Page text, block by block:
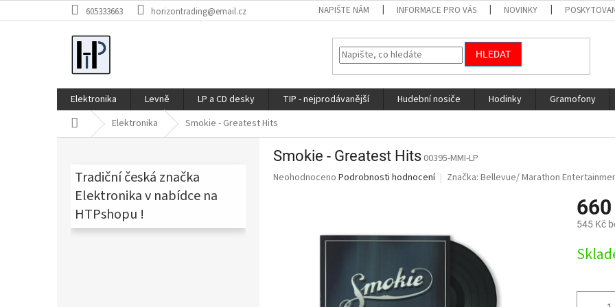
na
605333663 horizontrading@email.cz NAPIŠTE NÁM INFORMACE PRO VÁS NOVINKY
HLEDAT
Elektronika Levně LP a CD desky TIP - nejprodávanější Hudební nosiče Hodinky Gramofony
Domů Elektronika Smokie - Greatest Hits
Tradiční česká značka
Elektronika v nabídce na
HTPshopu !
Smokie - Greatest Hits 00395-MMI-LP
Průměrné
Neohodnoceno Podrobnosti hodnocení Značka: Bellevue/ Marathon
545 Kč
cena: